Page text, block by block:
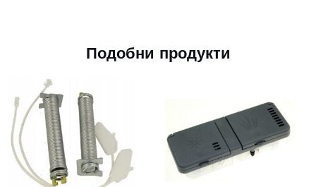
Подобни продукти